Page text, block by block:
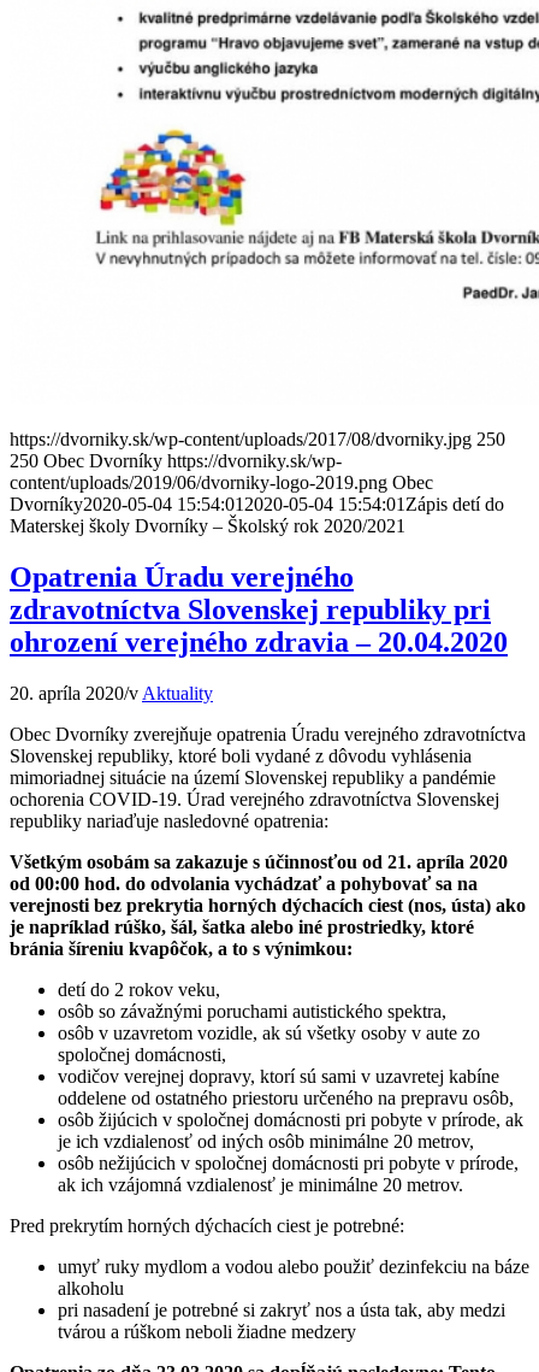
https://dvorniky.sk/wp-content/uploads/2017/08/dvorniky.jpg 250
250 Obec Dvorníky https://dvorniky.sk/wp-
content/uploads/2019/06/dvorniky-logo-2019.png Obec
Dvorníky2020-05-04 15:54:01 2020-05-04 15:54:01 Zápis detí do
Materskej školy Dvorníky – Školský rok 2020/2021
Opatrenia Úradu verejného
zdravotníctva Slovenskej republiky pri
ohrození verejného zdravia – 20.04.2020
20. apríla 2020/v Aktuality
Obec Dvorníky zverejňuje opatrenia Úradu verejného zdravotníctva
Slovenskej republiky, ktoré boli vydané z dôvodu vyhlásenia
mimoriadnej situácie na území Slovenskej republiky a pandémie
ochorenia COVID-19. Úrad verejného zdravotníctva Slovenskej
republiky nariaďuje nasledovné opatrenia:
Všetkým osobám sa zakazuje s účinnosťou od 21. apríla 2020
od 00:00 hod. do odvolania vychádzať a pohybovať sa na
verejnosti bez prekrytia horných dýchacích ciest (nos, ústa) ako
je napríklad rúško, šál, šatka alebo iné prostriedky, ktoré
bránia šíreniu kvapôčok, a to s výnimkou:
detí do 2 rokov veku,
osôb so závažnými poruchami autistického spektra,
osôb v uzavretom vozidle, ak sú všetky osoby v aute zo
spoločnej domácnosti,
vodičov verejnej dopravy, ktorí sú sami v uzavretej kabíne
oddelene od ostatného priestoru určeného na prepravu osôb,
osôb žijúcich v spoločnej domácnosti pri pobyte v prírode, ak
je ich vzdialenosť od iných osôb minimálne 20 metrov,
osôb nežijúcich v spoločnej domácnosti pri pobyte v prírode,
ak ich vzájomná vzdialenosť je minimálne 20 metrov.
Pred prekrytím horných dýchacích ciest je potrebné:
umyť ruky mydlom a vodou alebo použiť dezinfekciu na báze
alkoholu
pri nasadení je potrebné si zakryť nos a ústa tak, aby medzi
tvárou a rúškom neboli žiadne medzery